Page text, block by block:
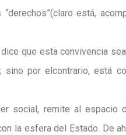
está,
que esta convivencia
sino por elcontrario, está
social, remite al espacio
la esfera del Estado. De